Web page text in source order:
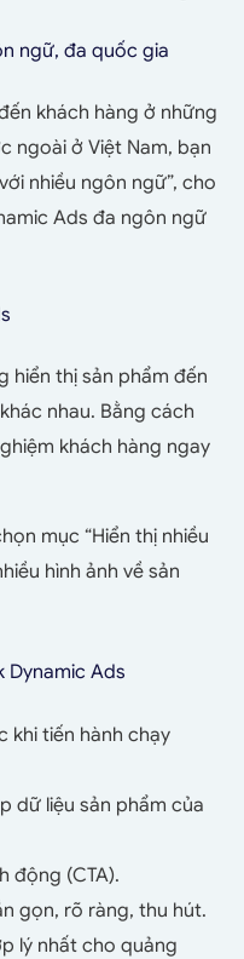
ngữ, đa quốc gia
khách hàng ở những
ngoài ở Việt Nam, bạn
nhiều ngôn ngữ”, cho
Ads đa ngôn ngữ
hiển thị sản phẩm đến
nhau. Bằng cách
khách hàng ngay
mục “Hiển thị nhiều
hình ảnh về sản
Dynamic Ads
khi tiến hành chạy
dữ liệu sản phẩm của
động (CTA).
gọn, rõ ràng, thu hút.
lý nhất cho quảng